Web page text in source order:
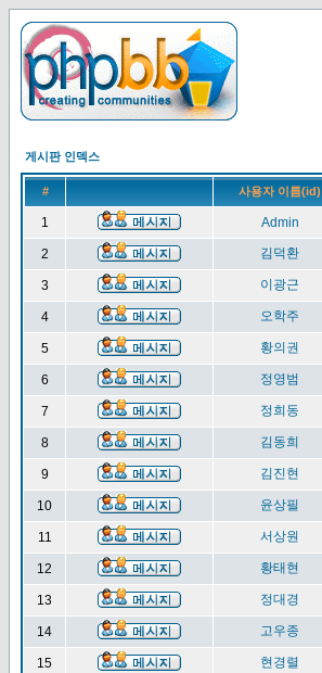
게시판 인덱스
# 사용자 이름(id)
1 Admin
2 김덕환
3 이광근
4 오학주
5 황의권
6 정영범
7 정희동
8 김동희
9 김진현
10 윤상필
11 서상원
12 황태현
13 정대경
14 고우종
15 현경렬